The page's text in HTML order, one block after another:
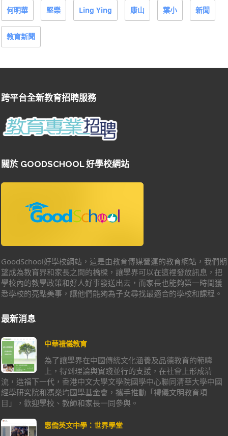
何明華 堅樂 Ling Ying 康山 葉小 新聞
教育新聞
跨平台全新教育招聘服務
關於 GOODSCHOOL 好學校網站
GoodSchool好學校網站，這是由教育傳媒營運的教育網站，我們期
望成為教育界和家長之間的橋樑，讓學界可以在這裡發放訊息，把
學校內的教學政策和好人好事發送出去，而家長也能夠第一時間獲
悉學校的亮點美事，讓他們能夠為子女尋找最適合的學校和課程。
最新消息
中華禮儀教育
為了讓學界在中國傳統文化涵養及品德教育的範疇
上，得到理論與實踐並行的支援，在社會上形成清
流，造福下一代，香港中文大學文學院國學中心聯同清華大學中國
經學研究院和馮燊均國學基金會，攜手推動「禮儀文明教育項
目」，歡迎學校、教師和家長一同參與。
惠僑英文中學：世界學堂